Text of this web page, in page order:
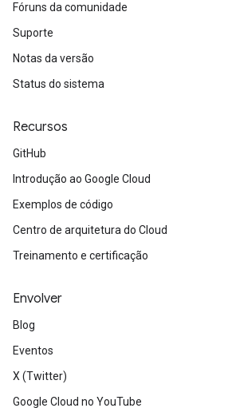
Fóruns da comunidade
Suporte
Notas da versão
Status do sistema
Recursos
GitHub
Introdução ao Google Cloud
Exemplos de código
Centro de arquitetura do Cloud
Treinamento e certificação
Envolver
Blog
Eventos
X (Twitter)
Google Cloud no YouTube